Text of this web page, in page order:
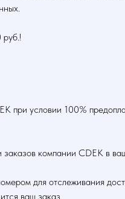
при условии 100%
компании CDEK в
для отслеживания
ваш заказ.